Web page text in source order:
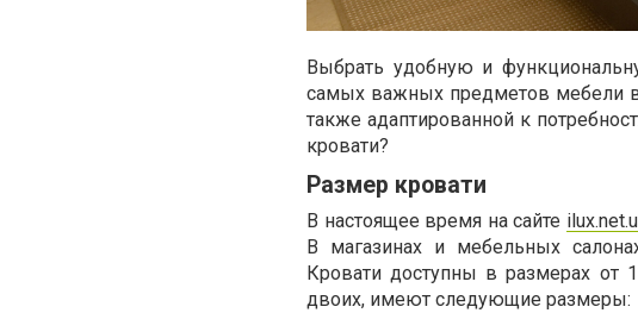
Выбрать удобную и
самых важных предметов мебели
также адаптированной к
кровати?
Размер кровати
В настоящее время на сайте
В магазинах и мебельных
Кровати доступны в размерах от
двоих, имеют следующие размеры: